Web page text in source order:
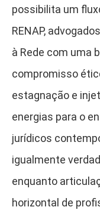
possibilita um
RENAP,
à Rede com uma
compromisso
estagnação e
energias para o
jurídicos
igualmente
enquanto
horizontal de